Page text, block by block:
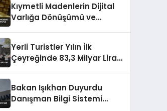
Kıymetli Madenlerin Dijital
Varlığa Dönüşümü ve
Yerli Turistler Yılın İlk
Çeyreğinde 83,3 Milyar Lirayı
Bakan Işıkhan Duyurdu
Danışman Bilgi Sistemi